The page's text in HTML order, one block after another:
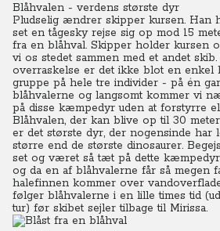
Blåhvalen - verdens største dyr
Pludselig ændrer skipper kursen. Han
set en tågesky rejse sig op mod 15
fra en blåhval. Skipper holder kursen
vi os stedet sammen med et andet
overraskelse er det ikke blot en enkel
gruppe på hele tre individer - på én
blåhvalerne og langsomt kommer vi
på disse kæmpedyr uden at forstyrre
Blåhvalen, der kan blive op til 30
er det største dyr, der nogensinde har
større end de største dinosaurer.
set og været så tæt på dette
og da en af blåhvalerne får så megen
halefinnen kommer over
følger blåhvalerne i en lille times tid
tur) før skibet sejler tilbage til Mirissa.